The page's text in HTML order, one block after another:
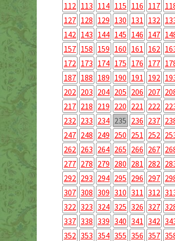
112 113 114 115 116 117
127 128 129 130 131 132
142 143 144 145 146 147
157 158 159 160 161 162
172 173 174 175 176 177
187 188 189 190 191 192
202 203 204 205 206 207
217 218 219 220 221 222
232 233 234 235 236 237
247 248 249 250 251 252
262 263 264 265 266 267
277 278 279 280 281 282
292 293 294 295 296 297
307 308 309 310 311 312
322 323 324 325 326 327
337 338 339 340 341 342
352 353 354 355 356 357